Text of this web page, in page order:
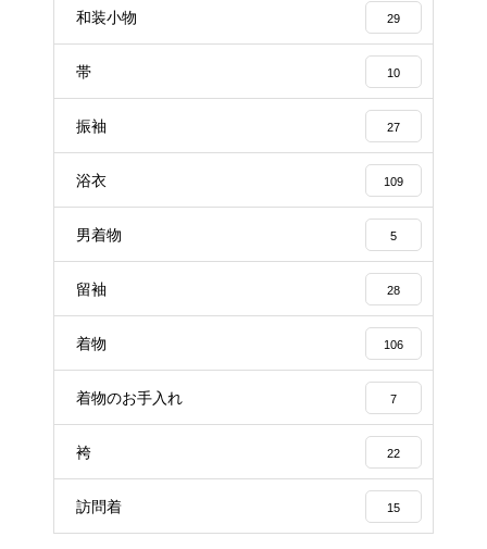
和装小物 29
帯 10
振袖 27
浴衣 109
男着物 5
留袖 28
着物 106
着物のお手入れ 7
袴 22
訪問着 15